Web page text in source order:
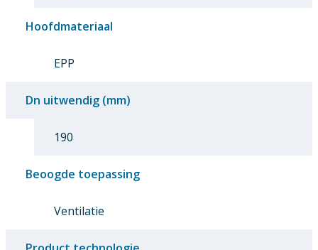
Hoofdmateriaal
EPP
Dn uitwendig (mm)
190
Beoogde toepassing
Ventilatie